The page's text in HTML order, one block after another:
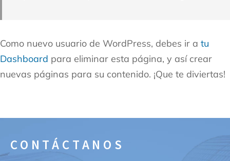
Como nuevo usuario de WordPress, debes ir a tu
Dashboard para eliminar esta página, y así crear
nuevas páginas para su contenido. ¡Que te diviertas!
CONTÁCTANOS